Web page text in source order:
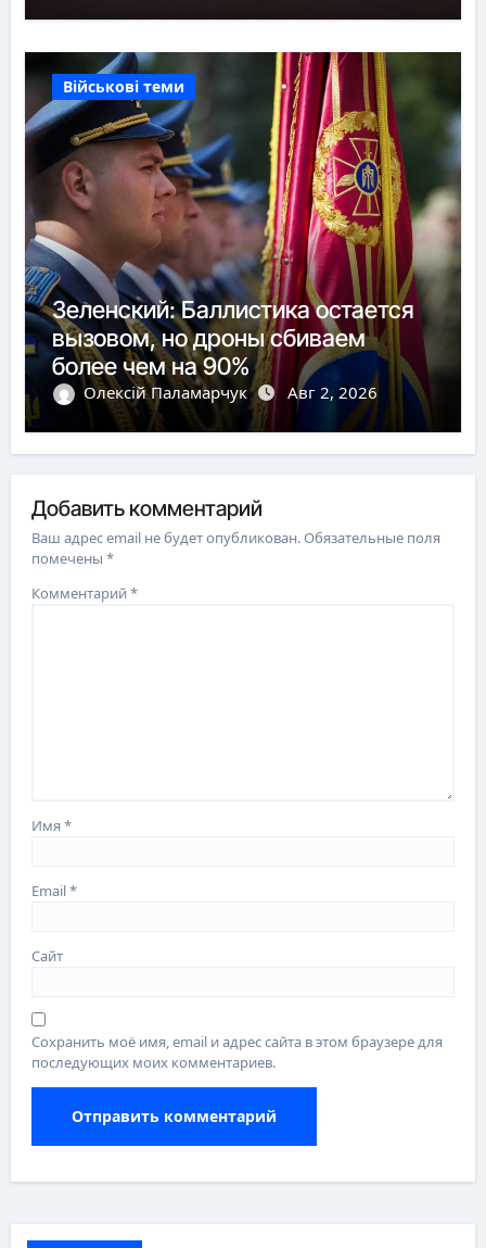
Військові теми
Зеленский: Баллистика остается
вызовом, но дроны сбиваем
более чем на 90%
Олексій Паламарчук Авг 2, 2026
Добавить комментарий
Ваш адрес email не будет опубликован.Обязательные поля
помечены*
Комментарий*
Имя*
Email*
Сайт
Сохранить моё имя, email и адрес сайта в этом браузере для
последующих моих комментариев.